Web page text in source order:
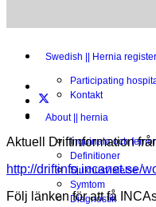
Swedish || Hernia register
Participating
Kontakt
About || hernia
Inguinala och
Definitioner
Sjukhusvistelse
Symtom
Diagnostik
Aktuell Driftinformation
http://driftinfo.incanet.se/
Följ länken för att få